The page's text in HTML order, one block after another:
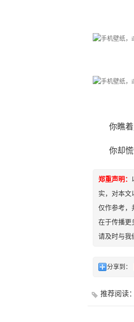
你瞧
你却
郑重声明：
实，对本文
仅作参考，
在于传播更
请及时与我
分享到：
推荐阅读：